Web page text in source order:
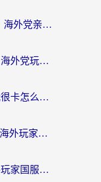
越南怎么玩时空猎人-新角色？海外党亲测有效的国服游戏加速指南
在欧洲打奇迹暖暖如何不卡？海外党玩国服游戏的终极加速攻略
在海外玩变形金刚：地球之战很卡怎么办？老玩家亲测的加速器指南，解决卡顿烦恼
国外Sky光·遇延迟高怎么办？海外玩家国服游戏加速终极指南（附实测技巧）
在国外怎么打蛋仔派对？海外玩家国服游戏加速避坑指南（附实测推荐）